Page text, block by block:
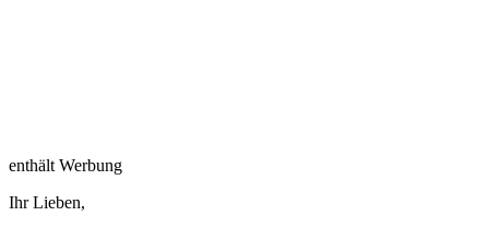
enthält Werbung
Ihr Lieben,